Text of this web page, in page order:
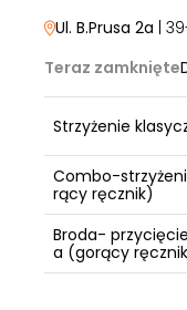
Ul. B.Prusa 2a |
Teraz zamknięte
Strzyżenie
Combo-
rący ręcznik)
Broda-
a (gorący